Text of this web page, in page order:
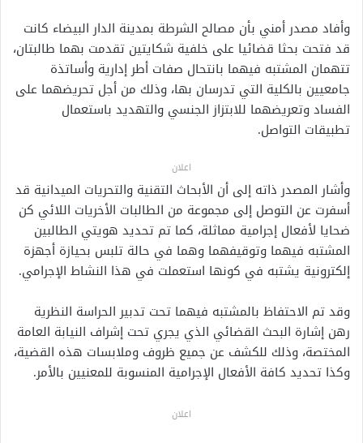
وأفاد مصدر أمني بأن مصالح الشرطة بمدينة الدار البيضاء كانت
قد فتحت بحثا قضائيا على خلفية شكايتين تقدمت بهما طالبتان،
تتهمان المشتبه فيهما بانتحال صفات أطر إدارية وأساتذة
جامعيين بالكلية التي تدرسان بها، وذلك من أجل تحريضهما على
الفساد وتعريضهما للابتزاز الجنسي والتهديد باستعمال
تطبيقات التواصل.
اعلان
وأشار المصدر ذاته إلى أن الأبحاث التقنية والتحريات الميدانية قد
أسفرت عن التوصل إلى مجموعة من الطالبات الأخريات اللائي كن
ضحايا لأفعال إجرامية مماثلة، كما تم تحديد هويتي الطالبين
المشتبه فيهما وتوقيفهما وهما في حالة تلبس بحيازة أجهزة
إلكترونية يشتبه في كونها استعملت في هذا النشاط الإجرامي.
وقد تم الاحتفاظ بالمشتبه فيهما تحت تدبير الحراسة النظرية
رهن إشارة البحث القضائي الذي يجري تحت إشراف النيابة العامة
المختصة، وذلك للكشف عن جميع ظروف وملابسات هذه القضية،
وكذا تحديد كافة الأفعال الإجرامية المنسوبة للمعنيين بالأمر.
اعلان